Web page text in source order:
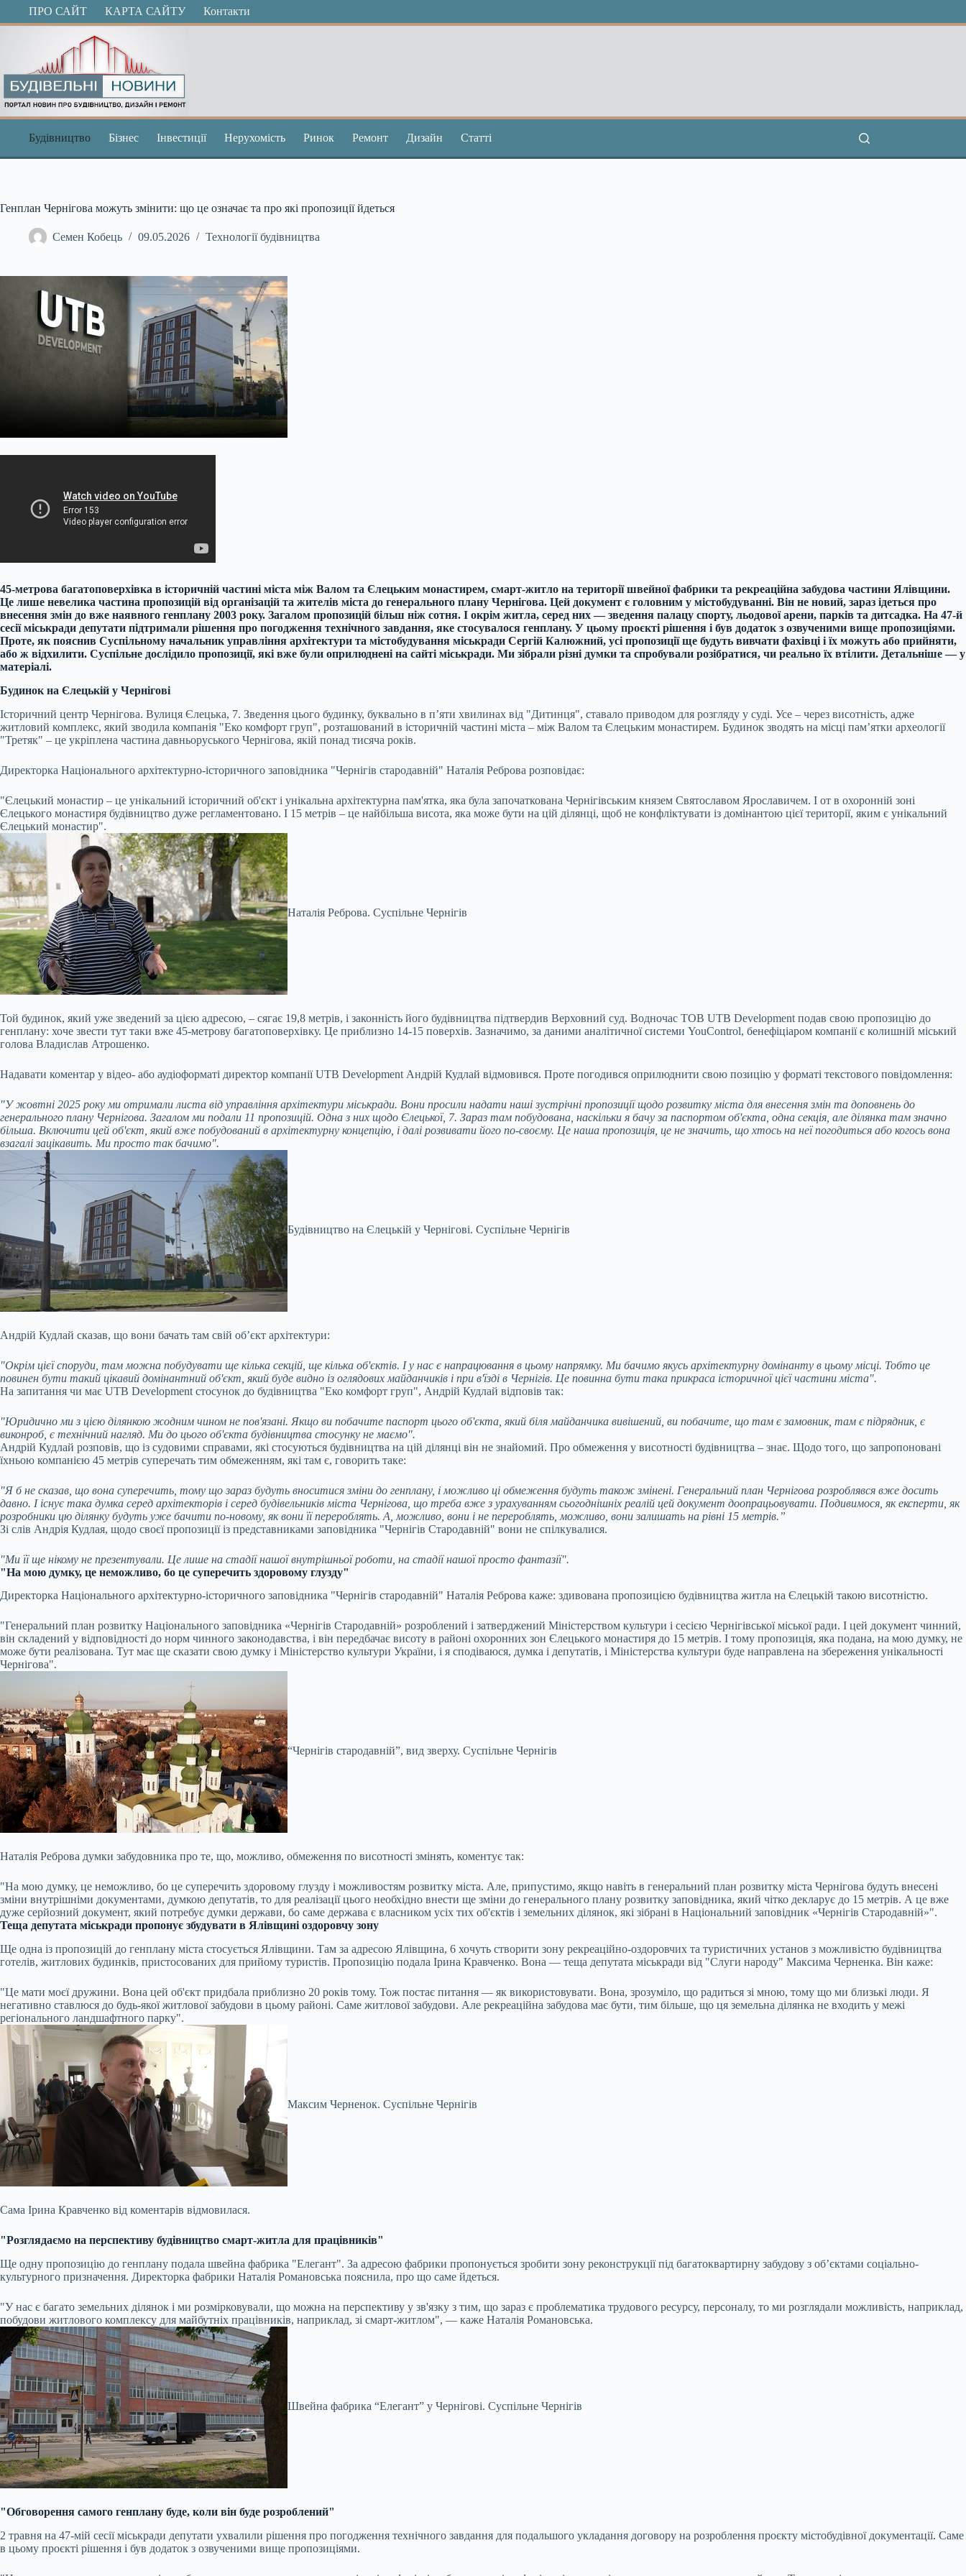
ПерейтиПРО САЙТ КАРТА САЙТУ Контакти
Будівництво Бізнес Інвестиції Нерухомість Ринок Ремонт Дизайн Статті
Генплан Чернігова можуть змінити: що це означає та про які пропозиції йдеться
Семен Кобець 09.05.2026 Технології будівництва
45-метрова багатоповерхівка в історичній частині міста між Валом та Єлецьким монастирем, смарт-житло на території швейної фабрики та рекреаційна забудова частини Ялівщини.
Це лише невелика частина пропозицій від організацій та жителів міста до генерального плану Чернігова. Цей документ є головним у містобудуванні. Він не новий, зараз ідеться про
внесення змін до вже наявного генплану 2003 року. Загалом пропозицій більш ніж сотня. І окрім житла, серед них — зведення палацу спорту, льодової арени, парків та дитсадка. На 47-й
сесії міськради депутати підтримали рішення про погодження технічного завдання, яке стосувалося генплану. У цьому проєкті рішення і був додаток з озвученими вище пропозиціями.
Проте, як пояснив Суспільному начальник управління архітектури та містобудування міськради Сергій Калюжний, усі пропозиції ще будуть вивчати фахівці і їх можуть або прийняти,
або ж відхилити. Суспільне дослідило пропозиції, які вже були оприлюднені на сайті міськради. Ми зібрали різні думки та спробували розібратися, чи реально їх втілити. Детальніше — у
матеріалі.
Будинок на Єлецькій у Чернігові
Історичний центр Чернігова. Вулиця Єлецька, 7. Зведення цього будинку, буквально в пʼяти хвилинах від "Дитинця", ставало приводом для розгляду у суді. Усе – через висотність, адже
житловий комплекс, який зводила компанія "Еко комфорт груп", розташований в історичній частині міста – між Валом та Єлецьким монастирем. Будинок зводять на місці пам’ятки археології
"Третяк" – це укріплена частина давньоруського Чернігова, якій понад тисяча років.
Директорка Національного архітектурно-історичного заповідника "Чернігів стародавній" Наталія Реброва розповідає:
"Єлецький монастир – це унікальний історичний об'єкт і унікальна архітектурна пам'ятка, яка була започаткована Чернігівським князем Святославом Ярославичем. І от в охоронній зоні
Єлецького монастиря будівництво дуже регламентовано. І 15 метрів – це найбільша висота, яка може бути на цій ділянці, щоб не конфліктувати із домінантою цієї території, яким є унікальний
Єлецький монастир".
Наталія Реброва. Суспільне Чернігів
Той будинок, який уже зведений за цією адресою, – сягає 19,8 метрів, і законність його будівництва підтвердив Верховний суд. Водночас ТОВ UTB Development подав свою пропозицію до
генплану: хоче звести тут таки вже 45-метрову багатоповерхівку. Це приблизно 14-15 поверхів. Зазначимо, за даними аналітичної системи YouControl, бенефіціаром компанії є колишній міський
голова Владислав Атрошенко.
Надавати коментар у відео- або аудіоформаті директор компанії UTB Development Андрій Кудлай відмовився. Проте погодився оприлюднити свою позицію у форматі текстового повідомлення:
"У жовтні 2025 року ми отримали листа від управління архітектури міськради. Вони просили надати наші зустрічні пропозиції щодо розвитку міста для внесення змін та доповнень до
генерального плану Чернігова. Загалом ми подали 11 пропозицій. Одна з них щодо Єлецької, 7. Зараз там побудована, наскільки я бачу за паспортом об'єкта, одна секція, але ділянка там значно
більша. Включити цей об'єкт, який вже побудований в архітектурну концепцію, і далі розвивати його по-своєму. Це наша пропозиція, це не значить, що хтось на неї погодиться або когось вона
взагалі зацікавить. Ми просто так бачимо".
Будівництво на Єлецькій у Чернігові. Суспільне Чернігів
Андрій Кудлай сказав, що вони бачать там свій об’єкт архітектури:
"Окрім цієї споруди, там можна побудувати ще кілька секцій, ще кілька об'єктів. І у нас є напрацювання в цьому напрямку. Ми бачимо якусь архітектурну домінанту в цьому місці. Тобто це
повинен бути такий цікавий домінантний об'єкт, який буде видно із оглядових майданчиків і при в'їзді в Чернігів. Це повинна бути така прикраса історичної цієї частини міста".
На запитання чи має UTB Development стосунок до будівництва "Еко комфорт груп", Андрій Кудлай відповів так:
"Юридично ми з цією ділянкою жодним чином не пов'язані. Якщо ви побачите паспорт цього об'єкта, який біля майданчика вивішений, ви побачите, що там є замовник, там є підрядник, є
виконроб, є технічний нагляд. Ми до цього об'єкта будівництва стосунку не маємо".
Андрій Кудлай розповів, що із судовими справами, які стосуються будівництва на цій ділянці він не знайомий. Про обмеження у висотності будівництва – знає. Щодо того, що запропоновані
їхньою компанією 45 метрів суперечать тим обмеженням, які там є, говорить таке:
"Я б не сказав, що вона суперечить, тому що зараз будуть вноситися зміни до генплану, і можливо ці обмеження будуть також змінені. Генеральний план Чернігова розроблявся вже досить
давно. І існує така думка серед архітекторів і серед будівельників міста Чернігова, що треба вже з урахуванням сьогоднішніх реалій цей документ доопрацьовувати. Подивимося, як експерти, як
розробники цю ділянку будуть уже бачити по-новому, як вони її перероблять. А, можливо, вони і не перероблять, можливо, вони залишать на рівні 15 метрів.”
Зі слів Андрія Кудлая, щодо своєї пропозиції із представниками заповідника "Чернігів Стародавній" вони не спілкувалися.
"Ми її ще нікому не презентували. Це лише на стадії нашої внутрішньої роботи, на стадії нашої просто фантазії".
"На мою думку, це неможливо, бо це суперечить здоровому глузду"
Директорка Національного архітектурно-історичного заповідника "Чернігів стародавній" Наталія Реброва каже: здивована пропозицією будівництва житла на Єлецькій такою висотністю.
"Генеральний план розвитку Національного заповідника «Чернігів Стародавній» розроблений і затверджений Міністерством культури і сесією Чернігівської міської ради. І цей документ чинний,
він складений у відповідності до норм чинного законодавства, і він передбачає висоту в районі охоронних зон Єлецького монастиря до 15 метрів. І тому пропозиція, яка подана, на мою думку, не
може бути реалізована. Тут має ще сказати свою думку і Міністерство культури України, і я сподіваюся, думка і депутатів, і Міністерства культури буде направлена на збереження унікальності
Чернігова".
“Чернігів стародавній”, вид зверху. Суспільне Чернігів
Наталія Реброва думки забудовника про те, що, можливо, обмеження по висотності змінять, коментує так:
"На мою думку, це неможливо, бо це суперечить здоровому глузду і можливостям розвитку міста. Але, припустимо, якщо навіть в генеральний план розвитку міста Чернігова будуть внесені
зміни внутрішніми документами, думкою депутатів, то для реалізації цього необхідно внести ще зміни до генерального плану розвитку заповідника, який чітко декларує до 15 метрів. А це вже
дуже серйозний документ, який потребує думки держави, бо саме держава є власником усіх тих об'єктів і земельних ділянок, які зібрані в Національний заповідник «Чернігів Стародавній»".
Теща депутата міськради пропонує збудувати в Ялівщині оздоровчу зону
Ще одна із пропозицій до генплану міста стосується Ялівщини. Там за адресою Ялівщина, 6 хочуть створити зону рекреаційно-оздоровчих та туристичних установ з можливістю будівництва
готелів, житлових будинків, пристосованих для прийому туристів. Пропозицію подала Ірина Кравченко. Вона — теща депутата міськради від "Слуги народу" Максима Черненка. Він каже:
"Це мати моєї дружини. Вона цей об'єкт придбала приблизно 20 років тому. Тож постає питання — як використовувати. Вона, зрозуміло, що радиться зі мною, тому що ми близькі люди. Я
негативно ставлюся до будь-якої житлової забудови в цьому районі. Саме житлової забудови. Але рекреаційна забудова має бути, тим більше, що ця земельна ділянка не входить у межі
регіонального ландшафтного парку".
Максим Черненок. Суспільне Чернігів
Сама Ірина Кравченко від коментарів відмовилася.
"Розглядаємо на перспективу будівництво смарт-житла для працівників"
Ще одну пропозицію до генплану подала швейна фабрика "Елегант". За адресою фабрики пропонується зробити зону реконструкції під багатоквартирну забудову з об’єктами соціально-
культурного призначення. Директорка фабрики Наталія Романовська пояснила, про що саме йдеться.
"У нас є багато земельних ділянок і ми розмірковували, що можна на перспективу у зв'язку з тим, що зараз є проблематика трудового ресурсу, персоналу, то ми розглядали можливість, наприклад,
побудови житлового комплексу для майбутніх працівників, наприклад, зі смарт-житлом", — каже Наталія Романовська.
Швейна фабрика “Елегант” у Чернігові. Суспільне Чернігів
"Обговорення самого генплану буде, коли він буде розроблений"
2 травня на 47-мій сесії міськради депутати ухвалили рішення про погодження технічного завдання для подальшого укладання договору на розроблення проєкту містобудівної документації. Саме
в цьому проєкті рішення і був додаток з озвученими вище пропозиціями.